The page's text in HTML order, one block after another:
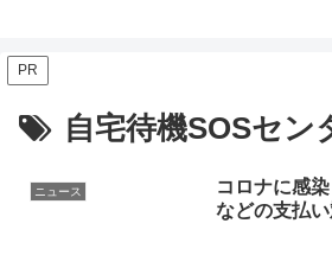
PR
自宅待機SOSセン
ニュース
コロナに感
などの支払